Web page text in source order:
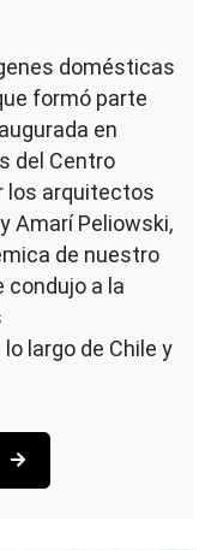
domésticas
formó parte
en
del Centro
los arquitectos
Amarí Peliowski,
de nuestro
condujo a la
largo de Chile y